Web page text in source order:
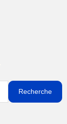
Recherche